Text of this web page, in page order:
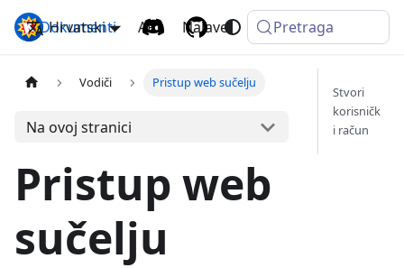
Komga
Dokumenti API Najave
Hrvatski Pretraga
Vodiči Pristup web sučelju
Na ovoj stranici
Pristup web
sučelju
Stvori
korisničk
i račun